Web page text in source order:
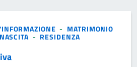
- MATRIMONIO
NASCITA - RESIDENZA